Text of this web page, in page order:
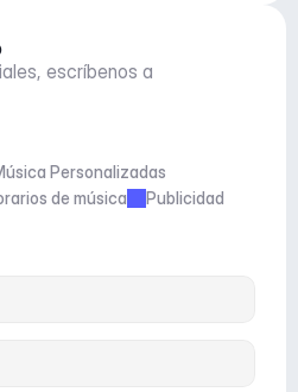
Personalizadas
de música Publicidad